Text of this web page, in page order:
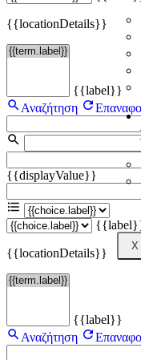
X
{{locationDetails}}
{{label}}
Αναζήτηση
{{displayValue}}
{{locationDetails}}
{{label}}
Αναζήτηση